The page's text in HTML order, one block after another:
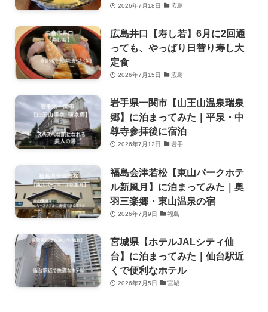
2026年7月18日 広島
広島井口【寿し若】6月に2回通
っても、やっぱり日替り寿し大
定食
2026年7月15日 広島
岩手県一関市【山王山温泉瑞泉
郷】に泊まってみた｜平泉・中
尊寺参拝後に宿泊
2026年7月12日 岩手
福島会津若松【東山パークホテ
ル新風月】に泊まってみた｜奥
羽三楽郷・東山温泉の宿
2026年7月9日 福島
宮城県【ホテルJALシティ仙
台】に泊まってみた｜仙台駅近
くで便利なホテル
2026年7月5日 宮城